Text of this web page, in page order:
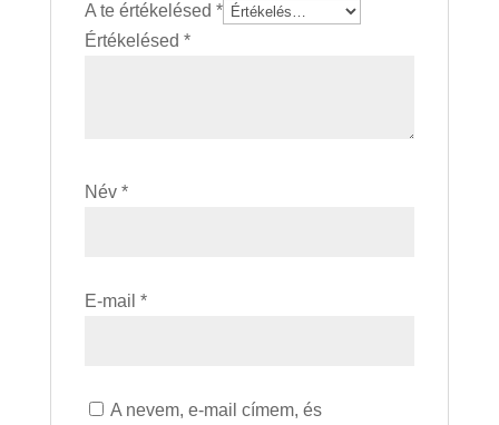
A te értékelésed *
Értékelésed *
Név *
E-mail *
A nevem, e-mail címem, és